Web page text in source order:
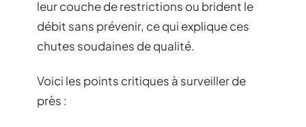
leur couche de restrictions ou brident le
débit sans prévenir, ce qui explique ces
chutes soudaines de qualité.
Voici les points critiques à surveiller de
près :